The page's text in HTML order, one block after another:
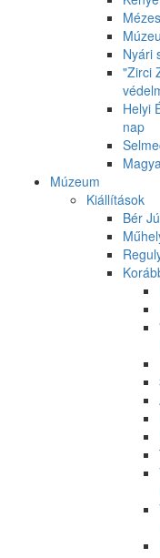
Nyári
"Zirci
Helyi
nap
Múzeum
Kiállítások
Bér